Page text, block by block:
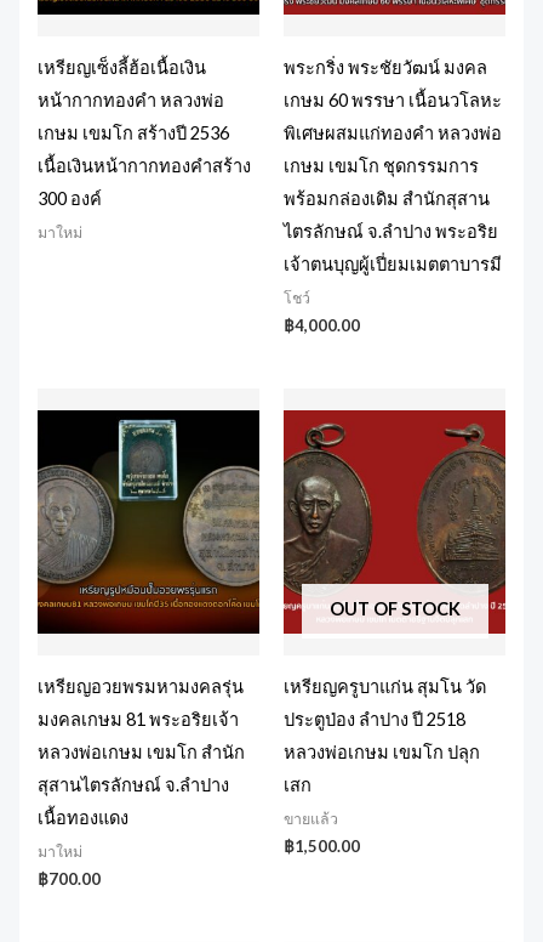
เหรียญเซ็งลี้ฮ้อเนื้อเงิน
หน้ากากทองคำ หลวงพ่อ
เกษม เขมโก สร้างปี 2536
เนื้อเงินหน้ากากทองคำสร้าง
300 องค์
มาใหม่
พระกริ่ง พระชัยวัฒน์ มงคล
เกษม 60 พรรษา เนื้อนวโลหะ
พิเศษผสมแก่ทองคำ หลวงพ่อ
เกษม เขมโก ชุดกรรมการ
พร้อมกล่องเดิม สำนักสุสาน
ไตรลักษณ์ จ.ลำปาง พระอริย
เจ้าตนบุญผู้เปี่ยมเมตตาบารมี
โชว์
฿4,000.00
เหรียญอวยพรมหามงคลรุ่น
มงคลเกษม 81 พระอริยเจ้า
หลวงพ่อเกษม เขมโก สำนัก
สุสานไตรลักษณ์ จ.ลำปาง
เนื้อทองแดง
มาใหม่
฿700.00
OUT OF STOCK
เหรียญครูบาแก่น สุมโน วัด
ประตูป่อง ลำปาง ปี 2518
หลวงพ่อเกษม เขมโก ปลุก
เสก
ขายแล้ว
฿1,500.00